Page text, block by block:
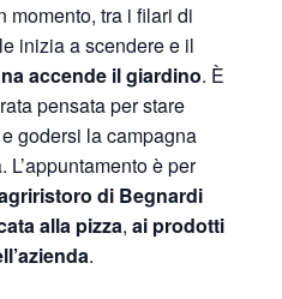
momento, tra i filari di
inizia a scendere e il
accende il giardino. È
pensata per stare
godersi la campagna
L’appuntamento è per
di Begnardi
alla pizza, ai prodotti
.